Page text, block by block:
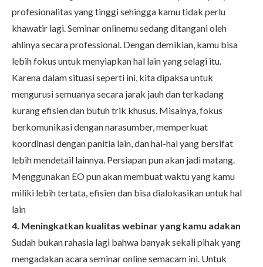
profesionalitas yang tinggi sehingga kamu tidak perlu
khawatir lagi. Seminar onlinemu sedang ditangani oleh
ahlinya secara professional. Dengan demikian, kamu bisa
lebih fokus untuk menyiapkan hal lain yang selagi itu.
Karena dalam situasi seperti ini, kita dipaksa untuk
mengurusi semuanya secara jarak jauh dan terkadang
kurang efisien dan butuh trik khusus. Misalnya, fokus
berkomunikasi dengan narasumber, memperkuat
koordinasi dengan panitia lain, dan hal-hal yang bersifat
lebih mendetail lainnya. Persiapan pun akan jadi matang.
Menggunakan EO pun akan membuat waktu yang kamu
miliki lebih tertata, efisien dan bisa dialokasikan untuk hal
lain
4. Meningkatkan kualitas webinar yang kamu adakan
Sudah bukan rahasia lagi bahwa banyak sekali pihak yang
mengadakan acara seminar online semacam ini. Untuk